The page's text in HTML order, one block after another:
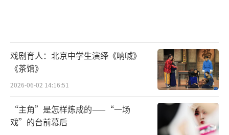
味而忽视作品正向价值观确立以及作品原有审
美风格和艺术特色昭彰的现象出现，在“社会
效益第一”的原则下把握好满足与引领之度；
眼球赚吆喝，而是要营造一种和观众充分交流
的良性环境，最大化地发挥观众的才智来加持
戏剧育人：北京中学生演绎《呐喊》
《茶馆》
2026-06-02 14:16:51
“主角”是怎样炼成的——“一场
戏”的台前幕后